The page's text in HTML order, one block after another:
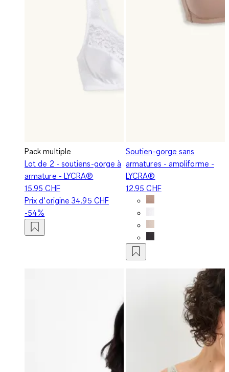
Pack multiple
Lot de 2 - soutiens-gorge à
armature - LYCRA®
15.95 CHF
Prix d‘origine34.95 CHF
-54%
Soutien-gorge sans
armatures - ampliforme -
LYCRA®
12.95 CHF